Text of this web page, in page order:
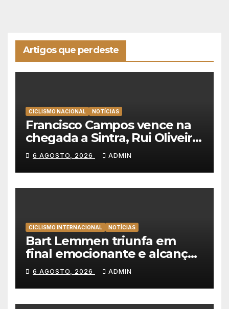
Artigos que perdeste
CICLISMO NACIONAL NOTÍCIAS
Francisco Campos vence na
chegada a Sintra, Rui Oliveira
veste de amarelo na Volta a
Portugal
6 AGOSTO, 2026 ADMIN
CICLISMO INTERNACIONAL NOTÍCIAS
Bart Lemmen triunfa em
final emocionante e alcança
a primeira vitória da carreira
na Volta à Polónia
6 AGOSTO, 2026 ADMIN